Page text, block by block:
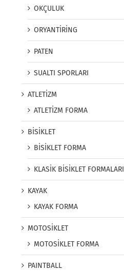
OKÇULUK
ORYANTİRİNG
PATEN
SUALTI SPORLARI
ATLETİZM
ATLETİZM FORMA
BİSİKLET
BİSİKLET FORMA
KLASİK BİSİKLET FORMALARI
KAYAK
KAYAK FORMA
MOTOSİKLET
MOTOSİKLET FORMA
PAINTBALL